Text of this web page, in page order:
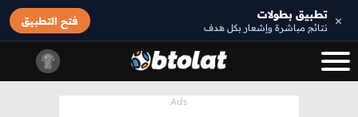
× تطبيق بطولات
نتائج مباشرة وإشعار بكل هدف
فتح التطبيق